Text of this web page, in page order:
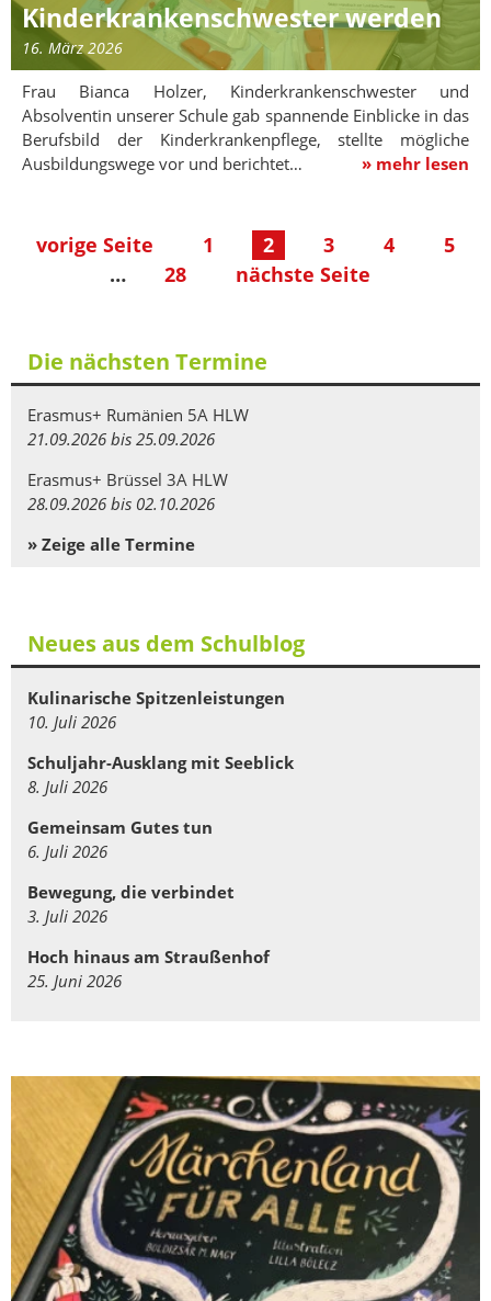
Kinderkrankenschwester werden
16. März 2026
Frau Bianca Holzer, Kinderkrankenschwester und
Absolventin unserer Schule gab spannende Einblicke in das
Berufsbild der Kinderkrankenpflege, stellte mögliche
Ausbildungswege vor und berichtet…
» mehr lesen
vorige Seite 1 2 3 4
5
…
28 nächste Seite
Die nächsten Termine
Erasmus+ Rumänien 5A HLW
21.09.2026 bis 25.09.2026
Erasmus+ Brüssel 3A HLW
28.09.2026 bis 02.10.2026
» Zeige alle Termine
Neues aus dem Schulblog
Kulinarische Spitzenleistungen
10. Juli 2026
Schuljahr-Ausklang mit Seeblick
8. Juli 2026
Gemeinsam Gutes tun
6. Juli 2026
Bewegung, die verbindet
3. Juli 2026
Hoch hinaus am Straußenhof
25. Juni 2026